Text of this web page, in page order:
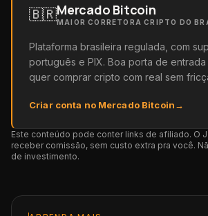
🇧🇷Mercado Bitcoin
MAIOR CORRETORA CRIPTO DO
Plataforma brasileira regulada, com
português e PIX. Boa porta de
quer comprar cripto com real sem
Criar conta no Mercado Bitcoin→
Este conteúdo pode conter links de afiliado. O
receber comissão, sem custo extra pra você.
de investimento.